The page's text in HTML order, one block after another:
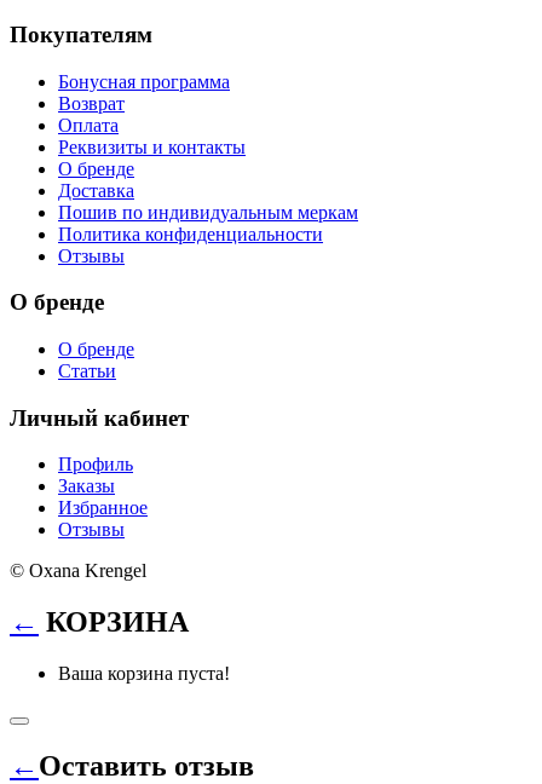
Покупателям
Бонусная программа
Возврат
Оплата
Реквизиты и контакты
О бренде
Доставка
Пошив по индивидуальным меркам
Политика конфиденциальности
Отзывы
О бренде
О бренде
Статьи
Личный кабинет
Профиль
Заказы
Избранное
Отзывы
© Oxana Krengel
← КОРЗИНА
Ваша корзина пуста!
←Оставить отзыв